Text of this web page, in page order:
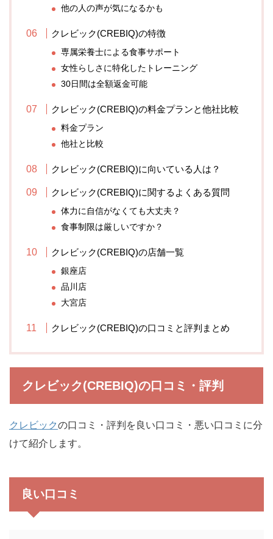
他の人の声が気になるかも
クレビック(CREBIQ)の特徴
専属栄養士による食事サポート
女性らしさに特化したトレーニング
30日間は全額返金可能
クレビック(CREBIQ)の料金プランと他社比較
料金プラン
他社と比較
クレビック(CREBIQ)に向いている人は？
クレビック(CREBIQ)に関するよくある質問
体力に自信がなくても大丈夫？
食事制限は厳しいですか？
クレビック(CREBIQ)の店舗一覧
銀座店
品川店
大宮店
クレビック(CREBIQ)の口コミと評判まとめ
クレビック(CREBIQ)の口コミ・評判
クレビックの口コミ・評判を良い口コミ・悪い口コミに分
けて紹介します。
良い口コミ